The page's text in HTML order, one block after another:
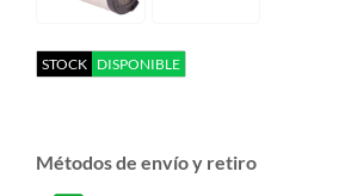
STOCK DISPONIBLE
Métodos de envío y retiro